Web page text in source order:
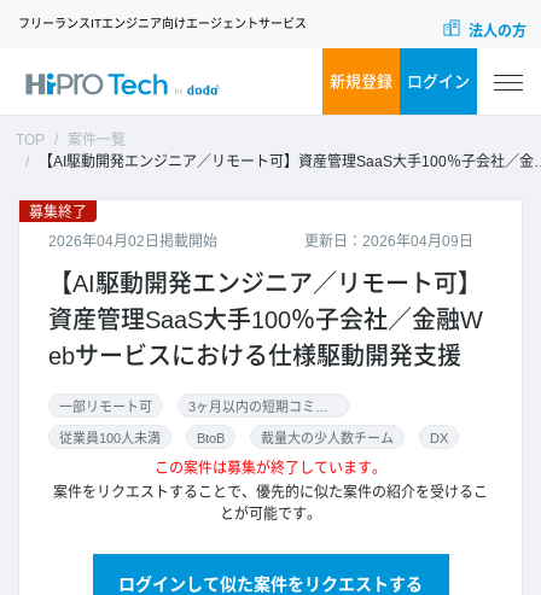
フリーランスITエンジニア向けエージェントサービス 法人の方
新規登録 ログイン
TOP
案件一覧
【AI駆動開発エンジニア／リモート可】資産管理SaaS大手100％子会社／金融Webサービスにおける仕様駆動開発支援
更新日：2026年04月09日
募集終了
2026年04月02日掲載開始
【AI駆動開発エンジニア／リモート可】
資産管理SaaS大手100％子会社／金融W
ebサービスにおける仕様駆動開発支援
一部リモート可
従業員100人未満 BtoB 裁量大の少人数チーム DX
この案件は募集が終了しています。
案件をリクエストすることで、優先的に似た案件の紹介を受けるこ
とが可能です。
ログインして似た案件をリクエストする